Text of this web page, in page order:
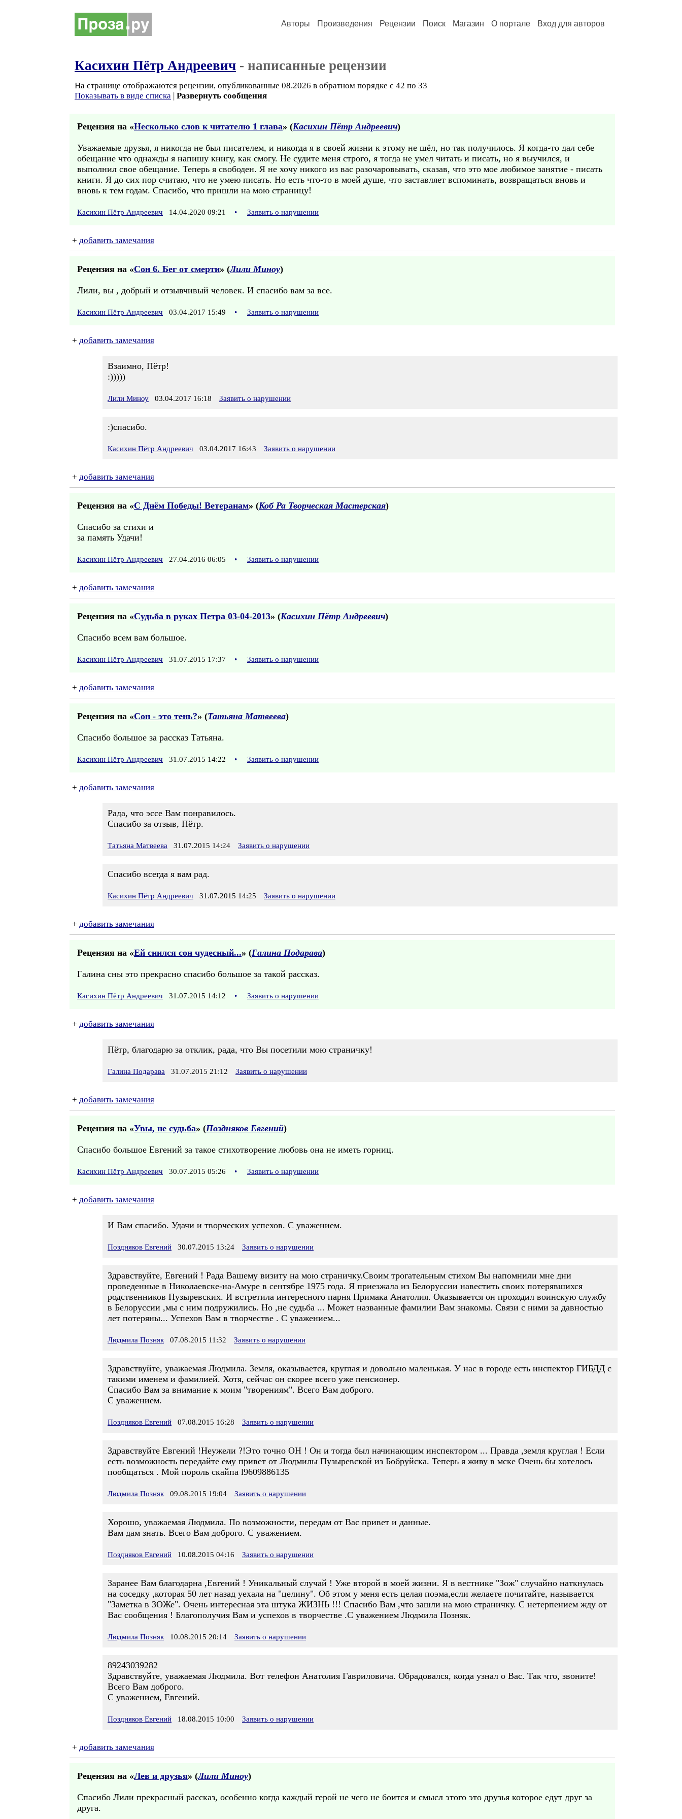
Авторы Произведения Рецензии Поиск Магазин О портале Вход для авторов
Касихин Пётр Андреевич - написанные рецензии
На странице отображаются рецензии, опубликованные 08.2026 в обратном порядке с 42 по 33
Показывать в виде списка | Развернуть сообщения
Рецензия на «Несколько слов к читателю 1 глава» (Касихин Пётр Андреевич)
Уважаемые друзья, я никогда не был писателем, и никогда я в своей жизни к этому не шёл, но так получилось. Я когда-то дал себе
обещание что однажды я напишу книгу, как смогу. Не судите меня строго, я тогда не умел читать и писать, но я выучился, и
выполнил свое обещание. Теперь я свободен. Я не хочу никого из вас разочаровывать, сказав, что это мое любимое занятие - писать
книги. Я до сих пор считаю, что не умею писать. Но есть что-то в моей душе, что заставляет вспоминать, возвращаться вновь и
вновь к тем годам. Спасибо, что пришли на мою страницу!
Касихин Пётр Андреевич 14.04.2020 09:21 • Заявить о нарушении
+ добавить замечания
Рецензия на «Сон 6. Бег от смерти» (Лили Миноу)
Лили, вы , добрый и отзывчивый человек. И спасибо вам за все.
Касихин Пётр Андреевич 03.04.2017 15:49 • Заявить о нарушении
+ добавить замечания
Взаимно, Пётр!
:)))))
Лили Миноу 03.04.2017 16:18 Заявить о нарушении
:)спасибо.
Касихин Пётр Андреевич 03.04.2017 16:43 Заявить о нарушении
+ добавить замечания
Рецензия на «С Днём Победы! Ветеранам» (Коб Ра Творческая Мастерская)
Спасибо за стихи и
за память Удачи!
Касихин Пётр Андреевич 27.04.2016 06:05 • Заявить о нарушении
+ добавить замечания
Рецензия на «Судьба в руках Петра 03-04-2013» (Касихин Пётр Андреевич)
Спасибо всем вам большое.
Касихин Пётр Андреевич 31.07.2015 17:37 • Заявить о нарушении
+ добавить замечания
Рецензия на «Сон - это тень?» (Татьяна Матвеева)
Спасибо большое за рассказ Татьяна.
Касихин Пётр Андреевич 31.07.2015 14:22 • Заявить о нарушении
+ добавить замечания
Рада, что эссе Вам понравилось.
Спасибо за отзыв, Пётр.
Татьяна Матвеева 31.07.2015 14:24 Заявить о нарушении
Спасибо всегда я вам рад.
Касихин Пётр Андреевич 31.07.2015 14:25 Заявить о нарушении
+ добавить замечания
Рецензия на «Ей снился сон чудесный...» (Галина Подарава)
Галина сны это прекрасно спасибо большое за такой рассказ.
Касихин Пётр Андреевич 31.07.2015 14:12 • Заявить о нарушении
+ добавить замечания
Пётр, благодарю за отклик, рада, что Вы посетили мою страничку!
Галина Подарава 31.07.2015 21:12 Заявить о нарушении
+ добавить замечания
Рецензия на «Увы, не судьба» (Поздняков Евгений)
Спасибо большое Евгений за такое стихотворение любовь она не иметь горниц.
Касихин Пётр Андреевич 30.07.2015 05:26 • Заявить о нарушении
+ добавить замечания
И Вам спасибо. Удачи и творческих успехов. С уважением.
Поздняков Евгений 30.07.2015 13:24 Заявить о нарушении
Здравствуйте, Евгений ! Рада Вашему визиту на мою страничку.Своим трогательным стихом Вы напомнили мне дни
проведенные в Николаевске-на-Амуре в сентябре 1975 года. Я приезжала из Белоруссии навестить своих потерявшихся
родственников Пузыревских. И встретила интересного парня Примака Анатолия. Оказывается он проходил воинскую службу
в Белоруссии ,мы с ним подружились. Но ,не судьба ... Может названные фамилии Вам знакомы. Связи с ними за давностью
лет потеряны... Успехов Вам в творчестве . С уважением...
Людмила Позняк 07.08.2015 11:32 Заявить о нарушении
Здравствуйте, уважаемая Людмила. Земля, оказывается, круглая и довольно маленькая. У нас в городе есть инспектор ГИБДД с
такими именем и фамилией. Хотя, сейчас он скорее всего уже пенсионер.
Спасибо Вам за внимание к моим "творениям". Всего Вам доброго.
С уважением.
Поздняков Евгений 07.08.2015 16:28 Заявить о нарушении
Здравствуйте Евгений !Неужели ?!Это точно ОН ! Он и тогда был начинающим инспектором ... Правда ,земля круглая ! Если
есть возможность передайте ему привет от Людмилы Пузыревской из Бобруйска. Теперь я живу в мске Очень бы хотелось
пообщаться . Мой пороль скайпа l9609886135
Людмила Позняк 09.08.2015 19:04 Заявить о нарушении
Хорошо, уважаемая Людмила. По возможности, передам от Вас привет и данные.
Вам дам знать. Всего Вам доброго. С уважением.
Поздняков Евгений 10.08.2015 04:16 Заявить о нарушении
Заранее Вам благодарна ,Евгений ! Уникальный случай ! Уже второй в моей жизни. Я в вестнике "Зож" случайно наткнулась
на соседку ,которая 50 лет назад уехала на "целину". Об этом у меня есть целая поэма,если желаете почитайте, называется
"Заметка в ЗОЖе". Очень интересная эта штука ЖИЗНЬ !!! Спасибо Вам ,что зашли на мою страничку. С нетерпением жду от
Вас сообщения ! Благополучия Вам и успехов в творчестве .С уважением Людмила Позняк.
Людмила Позняк 10.08.2015 20:14 Заявить о нарушении
89243039282
Здравствуйте, уважаемая Людмила. Вот телефон Анатолия Гавриловича. Обрадовался, когда узнал о Вас. Так что, звоните!
Всего Вам доброго.
С уважением, Евгений.
Поздняков Евгений 18.08.2015 10:00 Заявить о нарушении
+ добавить замечания
Рецензия на «Лев и друзья» (Лили Миноу)
Спасибо Лили прекрасный рассказ, особенно когда каждый герой не чего не боится и смысл этого это друзья которое едут друг за
друга.